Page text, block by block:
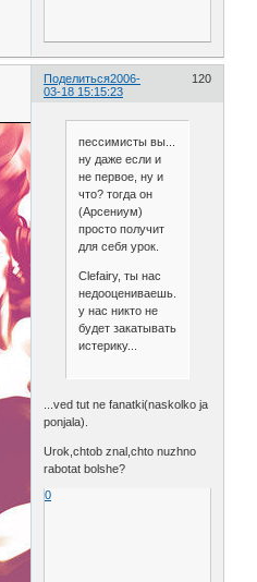
Поделиться 120
2006-
03-18 15:15:23
пессимисты вы...
ну даже если и
не первое, ну и
что? тогда он
(Арсениум)
просто получит
для себя урок.
Clefairy, ты нас
недооцениваешь...
у нас никто не
будет закатывать
истерику...
...ved tut ne fanatki(naskolko ja
ponjala).
Urok,chtob znal,chto nuzhno
rabotat bolshe?
0